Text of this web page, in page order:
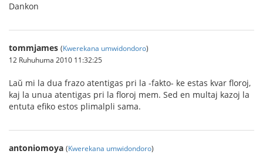
Dankon
tommjames (Kwerekana umwidondoro)
12 Ruhuhuma 2010 11:32:25
Laŭ mi la dua frazo atentigas pri la -fakto- ke estas kvar floroj,
kaj la unua atentigas pri la floroj mem. Sed en multaj kazoj la
entuta efiko estos plimalpli sama.
antoniomoya (Kwerekana umwidondoro)